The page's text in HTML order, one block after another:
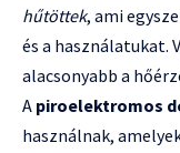
hűtöttek, ami
és a
alacsonyabb a
A piroelektromos
használnak,